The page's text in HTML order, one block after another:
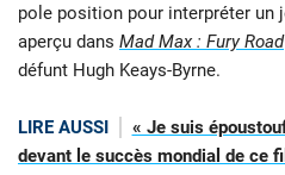
pole position pour interpréter un
aperçu dans Mad Max : Fury Road
défunt Hugh Keays-Byrne.
LIRE AUSSI
« Je suis
devant le succès mondial de ce